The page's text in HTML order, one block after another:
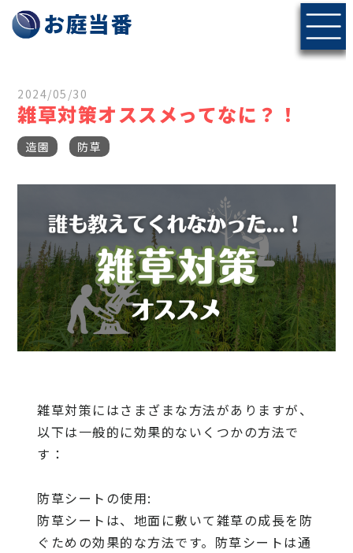
長野県で庭木の剪定・伐採ならお庭当番にお任せください
お庭当番
2024/05/30
雑草対策オススメってなに？！
造園 防草
雑草対策にはさまざまな方法がありますが、
以下は一般的に効果的ないくつかの方法で
す：
防草シートの使用:
防草シートは、地面に敷いて雑草の成長を防
ぐための効果的な方法です。防草シートは通